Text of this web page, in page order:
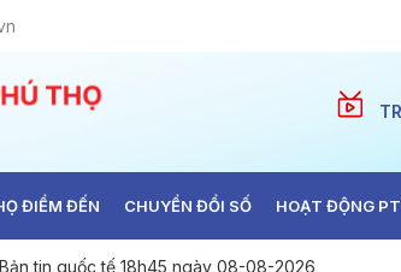
ĐIỂM ĐẾN CHUYỂN ĐỔI SỐ HOẠT ĐỘNG
Bản tin quốc tế 18h45 ngày 08-08-2026